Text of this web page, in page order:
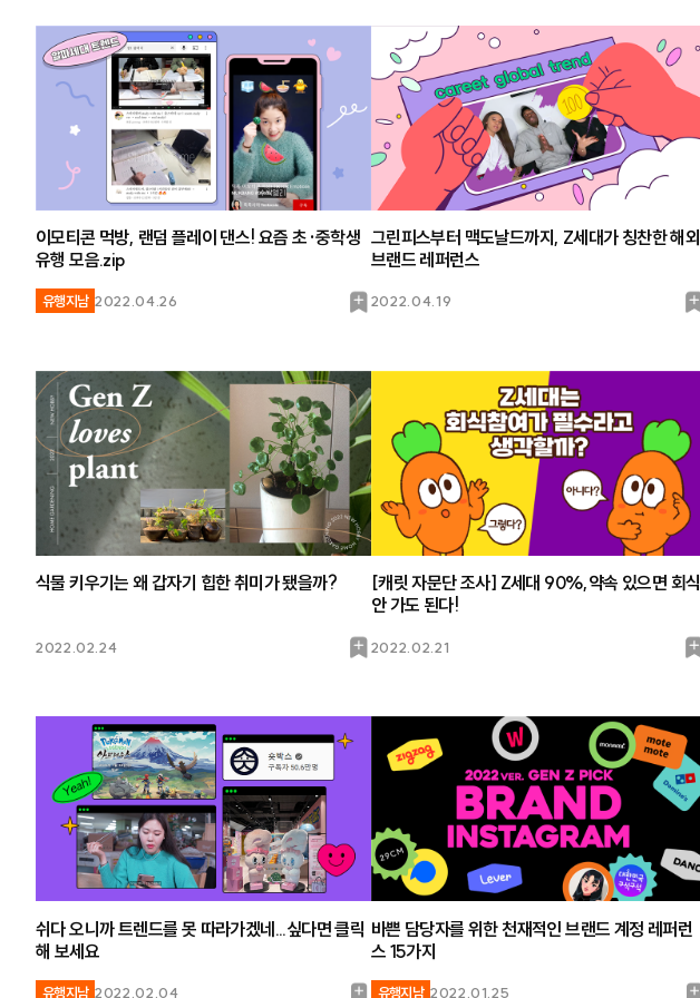
이모티콘 먹방, 랜덤 플레이 댄스! 요즘 초·중학생
유행 모음.zip
유행지남 2022.04.26
북
크
그린피스부터 맥도날드까지, Z세대가 칭찬한 해외
브랜드 레퍼런스
2022.04.19
북
크
식물 키우기는 왜 갑자기 힙한 취미가 됐을까?
2022.02.24
북
크
[캐릿 자문단 조사] Z세대 90%,약속 있으면 회식
안 가도 된다!
2022.02.21
북
크
쉬다 오니까 트렌드를 못 따라가겠네...싶다면 클릭
해 보세요
유행지남 2022.02.04
바쁜 담당자를 위한 천재적인 브랜드 계정 레퍼런
스 15가지
유행지남 2022.01.25